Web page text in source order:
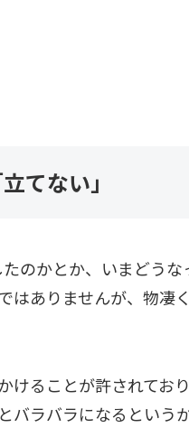
てない」
のかとか、いまどうな
はありませんが、物凄
けることが許されてお
バラバラになるという